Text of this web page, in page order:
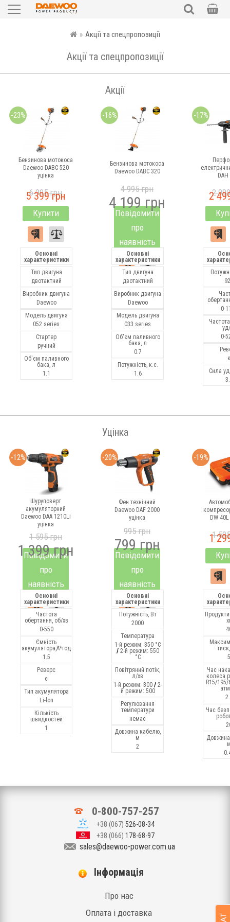
Садова техніка
Силова техніка
Автотовари
Запчастини
Аксесуари та комплектуючі
UKR
» Акції та спецпропозиції
Акції та спецпропозиції
Акції
-23%
Купити
Бензинова мотокоса
Daewoo DABC 520
уцінка
6 995 грн
5 399 грн
Основні
характеристики
Тип двигуна
двотактний
Виробник двигуна
Daewoo
Модель двигуна
052 series
Стартер
ручний
Об'єм паливного
бака, л
1.1
-16%
Повідомити
про
наявність
Бензинова мотокоса
Daewoo DABC 320
4 995 грн
4 199 грн
Основні
характеристики
Тип двигуна
двотактний
Виробник двигуна
Daewoo
Модель двигуна
033 series
Об'єм паливного
бака, л
0.7
Потужність, к.с.
1.6
-17%
2
2
0-
0-
є
Сила
Уцінка
-12%
Повідомити
про
наявність
Шуруповерт
акумуляторний
Daewoo DAA 1210Li
уцінка
1 595 грн
1 399 грн
Основні
характеристики
Частота
обертання, об/хв
0-550
Ємність
акумулятора,А*год
1.5
Реверс
є
Тип акумулятора
Li-lon
Кількість
швидкостей
1
-20%
Повідомити
про
наявність
Фен технічний
Daewoo DAF 2000
уцінка
995 грн
799 грн
Основні
характеристики
Потужність, Вт
2000
Температура
1-й режим: 350 °С
/2-й режим: 550
°С
Повітряний потік,
л/хв
1-й режим: 300 /2-
й режим: 500
Регулювання
температури
немає
Довжина кабелю,
м
2
-19%
DW
1
1
5
Час
колеса
R15/
Час
0-800-757-257
+38 (067) 526-08-34
+38 (066) 178-68-97
sales@daewoo-power.com.ua
Iнформація
Про нас
Оплата і доставка